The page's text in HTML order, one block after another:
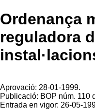
Ordenança
reguladora
Aprovació: 28-01-1999.
Publicació: BOP núm. 110
Entrada en vigor: 26-05-